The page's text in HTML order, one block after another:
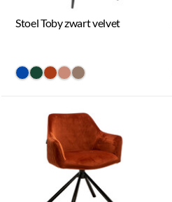
Stoel Toby zwart velvet
#0648a8
#154734
#ac3c17
#c98a78
#967b6a